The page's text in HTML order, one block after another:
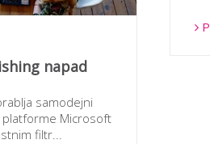
napad
samodejni
Microsoft
filtr...